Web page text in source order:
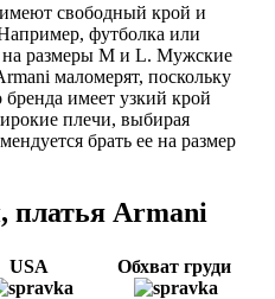
свободный крой и
футболка или
на размеры M и L. Мужские
маломерят, поскольку
имеет узкий крой
плечи, выбирая
брать ее на размер
платья Armani
USA Обхват груди